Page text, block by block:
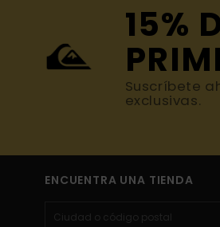
15%
Suscríbete
exclusivas.
ENCUENTRA UNA TIENDA